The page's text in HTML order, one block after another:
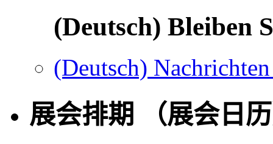
(Deutsch) Bleiben
(Deutsch)
展会排期 （展会日